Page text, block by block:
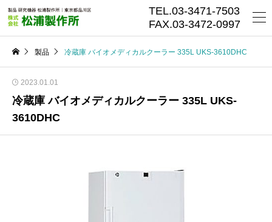
TEL.03-3471-7503
FAX.03-3472-0997
製品 冷蔵庫 バイオメディカルクーラー 335L UKS-3610DHC
2023.01.01
冷蔵庫 バイオメディカルクーラー 335L UKS-
3610DHC